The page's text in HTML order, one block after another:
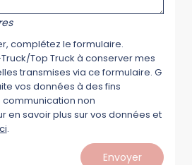
complétez le formulaire.
Top Truck à conserver mes
transmises via ce formulaire. G
vos données à des fins
non
en savoir plus sur vos données et
.
Envoyer